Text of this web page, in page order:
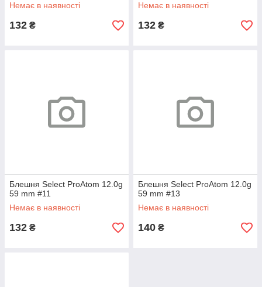
Немає в наявності
132 ₴
Немає в наявності
132 ₴
Блешня Select ProAtom 12.0g
59 mm #11
Немає в наявності
132 ₴
Блешня Select ProAtom 12.0g
59 mm #13
Немає в наявності
140 ₴